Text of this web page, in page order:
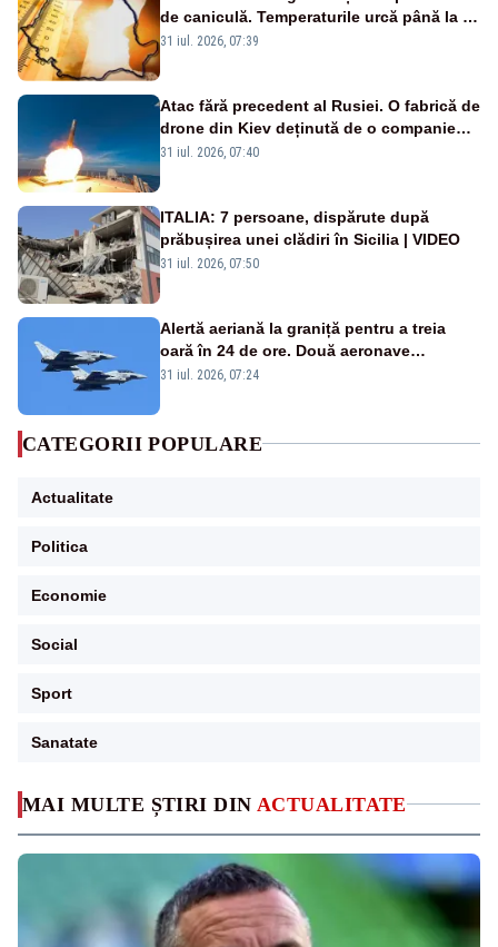
MAI MULTE ȘTIRI DIN ACTUALITATE
de caniculă. Temperaturile urcă până la 38
de grade, iar nopțile devin tropicale
31 iul. 2026, 07:39
Atac fără precedent al Rusiei. O fabrică de
drone din Kiev deținută de o companie
americană, distrusă de o rachetă
31 iul. 2026, 07:40
ITALIA: 7 persoane, dispărute după
prăbușirea unei clădiri în Sicilia | VIDEO
31 iul. 2026, 07:50
Alertă aeriană la graniță pentru a treia
oară în 24 de ore. Două aeronave
Eurofighter britanice au fost ridicate de la
31 iul. 2026, 07:24
CATEGORII POPULARE
Actualitate
Politica
Economie
Social
Sport
Sanatate